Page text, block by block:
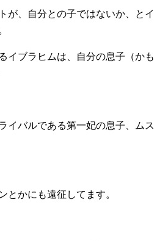
が、自分との子ではないか、とイ
イブラヒムは、自分の息子（かも
イバルである第一妃の息子、ムス
とかにも遠征してます。